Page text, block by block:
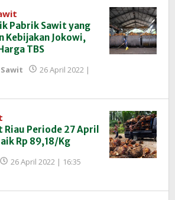
Pabrik Sawit yang
Kebijakan Jokowi,
TBS
26 April 2022 |
Riau Periode 27 April
Rp 89,18/Kg
26 April 2022 | 16:35